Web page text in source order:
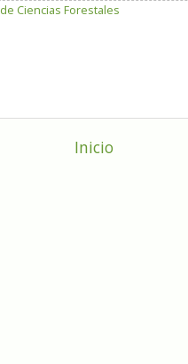
Ciencias Forestales
Inicio